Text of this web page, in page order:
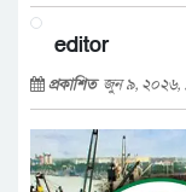
editor
প্রকাশিত জুন ৯, ২০২৬,